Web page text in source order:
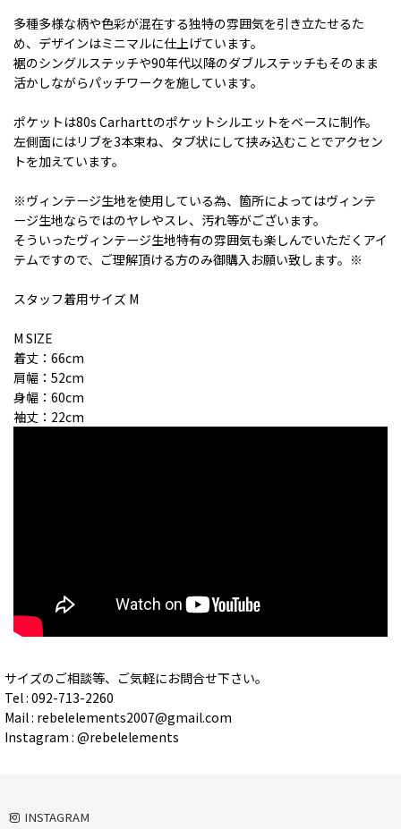
多種多様な柄や⾊彩が混在する独特の雰囲気を引き立たせるた
め、デザインはミニマルに仕上げています。
裾のシングルステッチや90年代以降のダブルステッチもそのまま
活かしながらパッチワークを施しています。
ポケットは80s Carharttのポケットシルエットをベースに制作。
左側⾯にはリブを3本束ね、タブ状にして挟み込むことでアクセン
トを加えています。
※ヴィンテージ生地を使用している為、箇所によってはヴィンテ
ージ生地ならではのヤレやスレ、汚れ等がございます。
そういったヴィンテージ生地特有の雰囲気も楽しんでいただくアイ
テムですので、ご理解頂ける方のみ御購入お願い致します。※
スタッフ着用サイズ M
M SIZE
着丈：66cm
肩幅：52cm
身幅：60cm
袖丈：22cm
サイズのご相談等、ご気軽にお問合せ下さい。
Tel : 092-713-2260
Mail : rebelelements2007@gmail.com
Instagram : @rebelelements
INSTAGRAM